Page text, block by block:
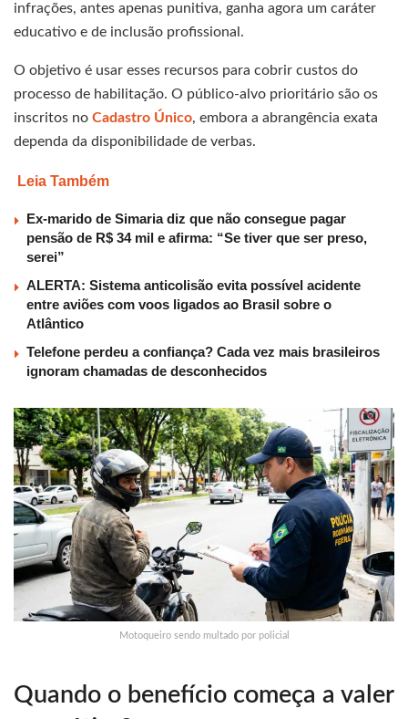
infrações, antes apenas punitiva, ganha agora um caráter
educativo e de inclusão profissional.
O objetivo é usar esses recursos para cobrir custos do
processo de habilitação. O público-alvo prioritário são os
inscritos no Cadastro Único, embora a abrangência exata
dependa da disponibilidade de verbas.
Leia Também
Ex-marido de Simaria diz que não consegue pagar
pensão de R$ 34 mil e afirma: “Se tiver que ser preso,
serei”
ALERTA: Sistema anticolisão evita possível acidente
entre aviões com voos ligados ao Brasil sobre o
Atlântico
Telefone perdeu a confiança? Cada vez mais brasileiros
ignoram chamadas de desconhecidos
Motoqueiro sendo multado por policial
Quando o benefício começa a valer